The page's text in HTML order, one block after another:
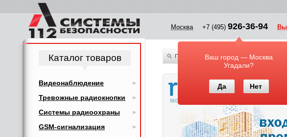
Москва +7 (495) 926-36-94
Ваш город — Москва
Угадали?
Да Нет
По всему каталогу
Каталог товаров
Видеонаблюдение
Тревожные радиокнопки
Системы радиоохраны
GSM-сигнализация